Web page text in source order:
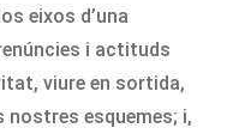
eixos d’una
i actituds
viure en sortida,
nostres esquemes; i,